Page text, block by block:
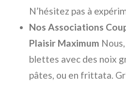
N’hésitez pas à
Nos Associations
Plaisir Maximum
blettes avec des noix
pâtes, ou en frittata.